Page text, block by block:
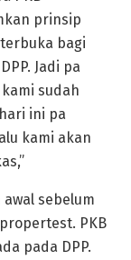
prinsip
bagi
Jadi pa
sudah
ini pa
kami akan
sebelum
PKB
pada DPP.